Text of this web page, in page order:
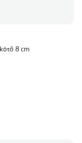
8 cm